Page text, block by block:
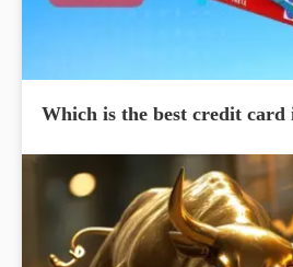
Which is the best credit